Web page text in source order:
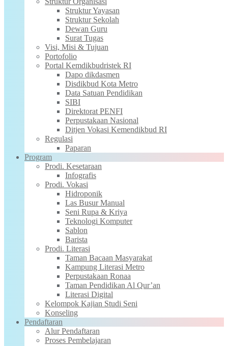
Struktur Yayasan
Struktur Sekolah
Dewan Guru
Surat Tugas
Visi, Misi & Tujuan
Portofolio
Portal Kemdikbudristek RI
Dapo dikdasmen
Disdikbud Kota Metro
Data Satuan Pendidikan
SIBI
Direktorat PENFI
Perpustakaan Nasional
Ditjen Vokasi Kemendikbud RI
Regulasi
Paparan
Program
Prodi. Kesetaraan
Infografis
Prodi. Vokasi
Hidroponik
Las Busur Manual
Seni Rupa & Kriya
Teknologi Komputer
Sablon
Barista
Prodi. Literasi
Taman Bacaan Masyarakat
Kampung Literasi Metro
Perpustakaan Ronaa
Taman Pendidikan Al Qur’an
Literasi Digital
Kelompok Kajian Studi Seni
Konseling
Pendaftaran
Alur Pendaftaran
Proses Pembelajaran